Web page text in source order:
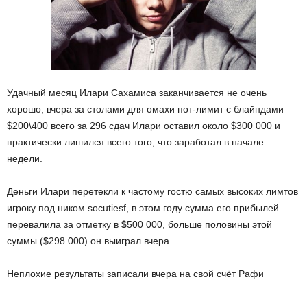
Удачный месяц Илари Сахамиса заканчивается не очень
хорошо, вчера за столами для омахи пот-лимит с блайндами
$200\400 всего за 296 сдач Илари оставил около $300 000 и
практически лишился всего того, что заработал в начале
недели.
Деньги Илари перетекли к частому гостю самых высоких лимтов
игроку под ником socutiesf, в этом году сумма его прибылей
перевалила за отметку в $500 000, больше половины этой
суммы ($298 000) он выиграл вчера.
Неплохие результаты записали вчера на свой счёт Рафи